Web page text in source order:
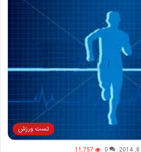
تست ورزش
0
11,757